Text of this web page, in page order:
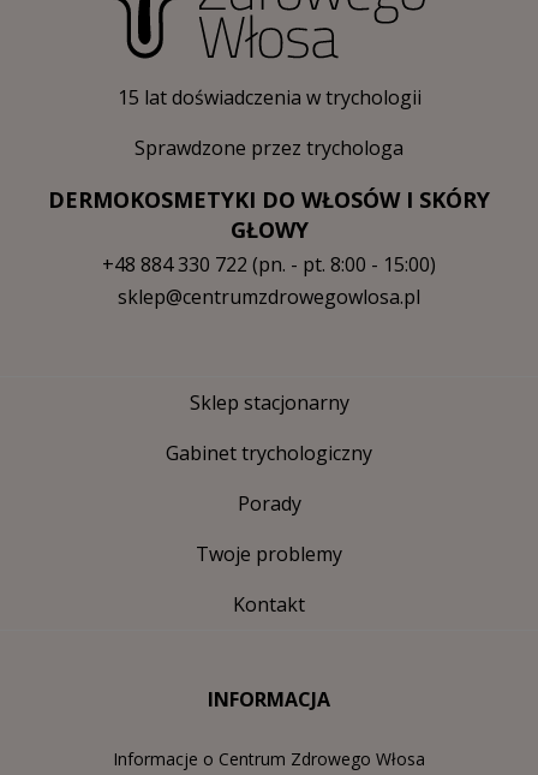
15 lat doświadczenia w trychologii
Sprawdzone przez trychologa
DERMOKOSMETYKI DO WŁOSÓW I SKÓRY
GŁOWY
+48 884 330 722 (pn. - pt. 8:00 - 15:00)
sklep@centrumzdrowegowlosa.pl
Sklep stacjonarny
Gabinet trychologiczny
Porady
Twoje problemy
Kontakt
INFORMACJA
Informacje o Centrum Zdrowego Włosa